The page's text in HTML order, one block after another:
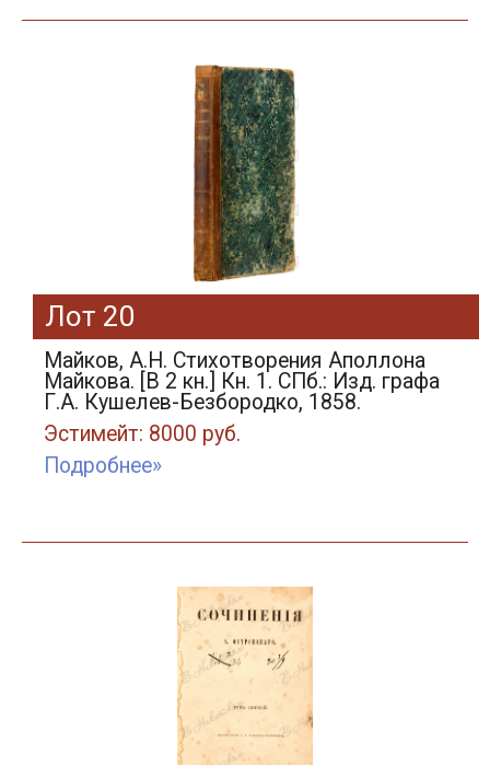
Лот 20
Майков, А.Н. Стихотворения Аполлона
Майкова. [В 2 кн.] Кн. 1. СПб.: Изд. графа
Г.А. Кушелев-Безбородко, 1858.
Эстимейт: 8000 руб.
Подробнее»